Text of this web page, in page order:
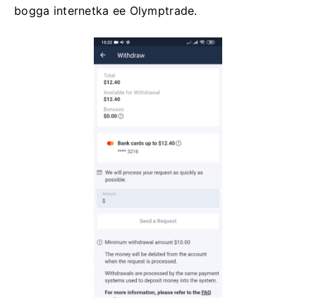
bogga internetka ee Olymptrade.